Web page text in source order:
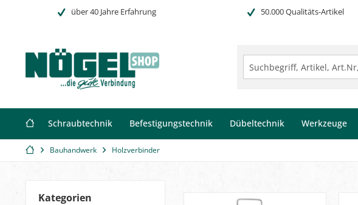
über 40 Jahre Erfahrung 50.000 Qualitäts-Artikel
Schraubtechnik Befestigungstechnik Dübeltechnik Werkzeuge
Bauhandwerk Holzverbinder
Kategorien